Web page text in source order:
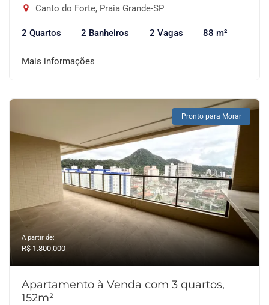
Canto do Forte, Praia Grande-SP
2 Quartos 2 Banheiros 2 Vagas 88 m²
Mais informações
Pronto para Morar
A partir de:
R$ 1.800.000
Apartamento à Venda com 3 quartos,
152m²